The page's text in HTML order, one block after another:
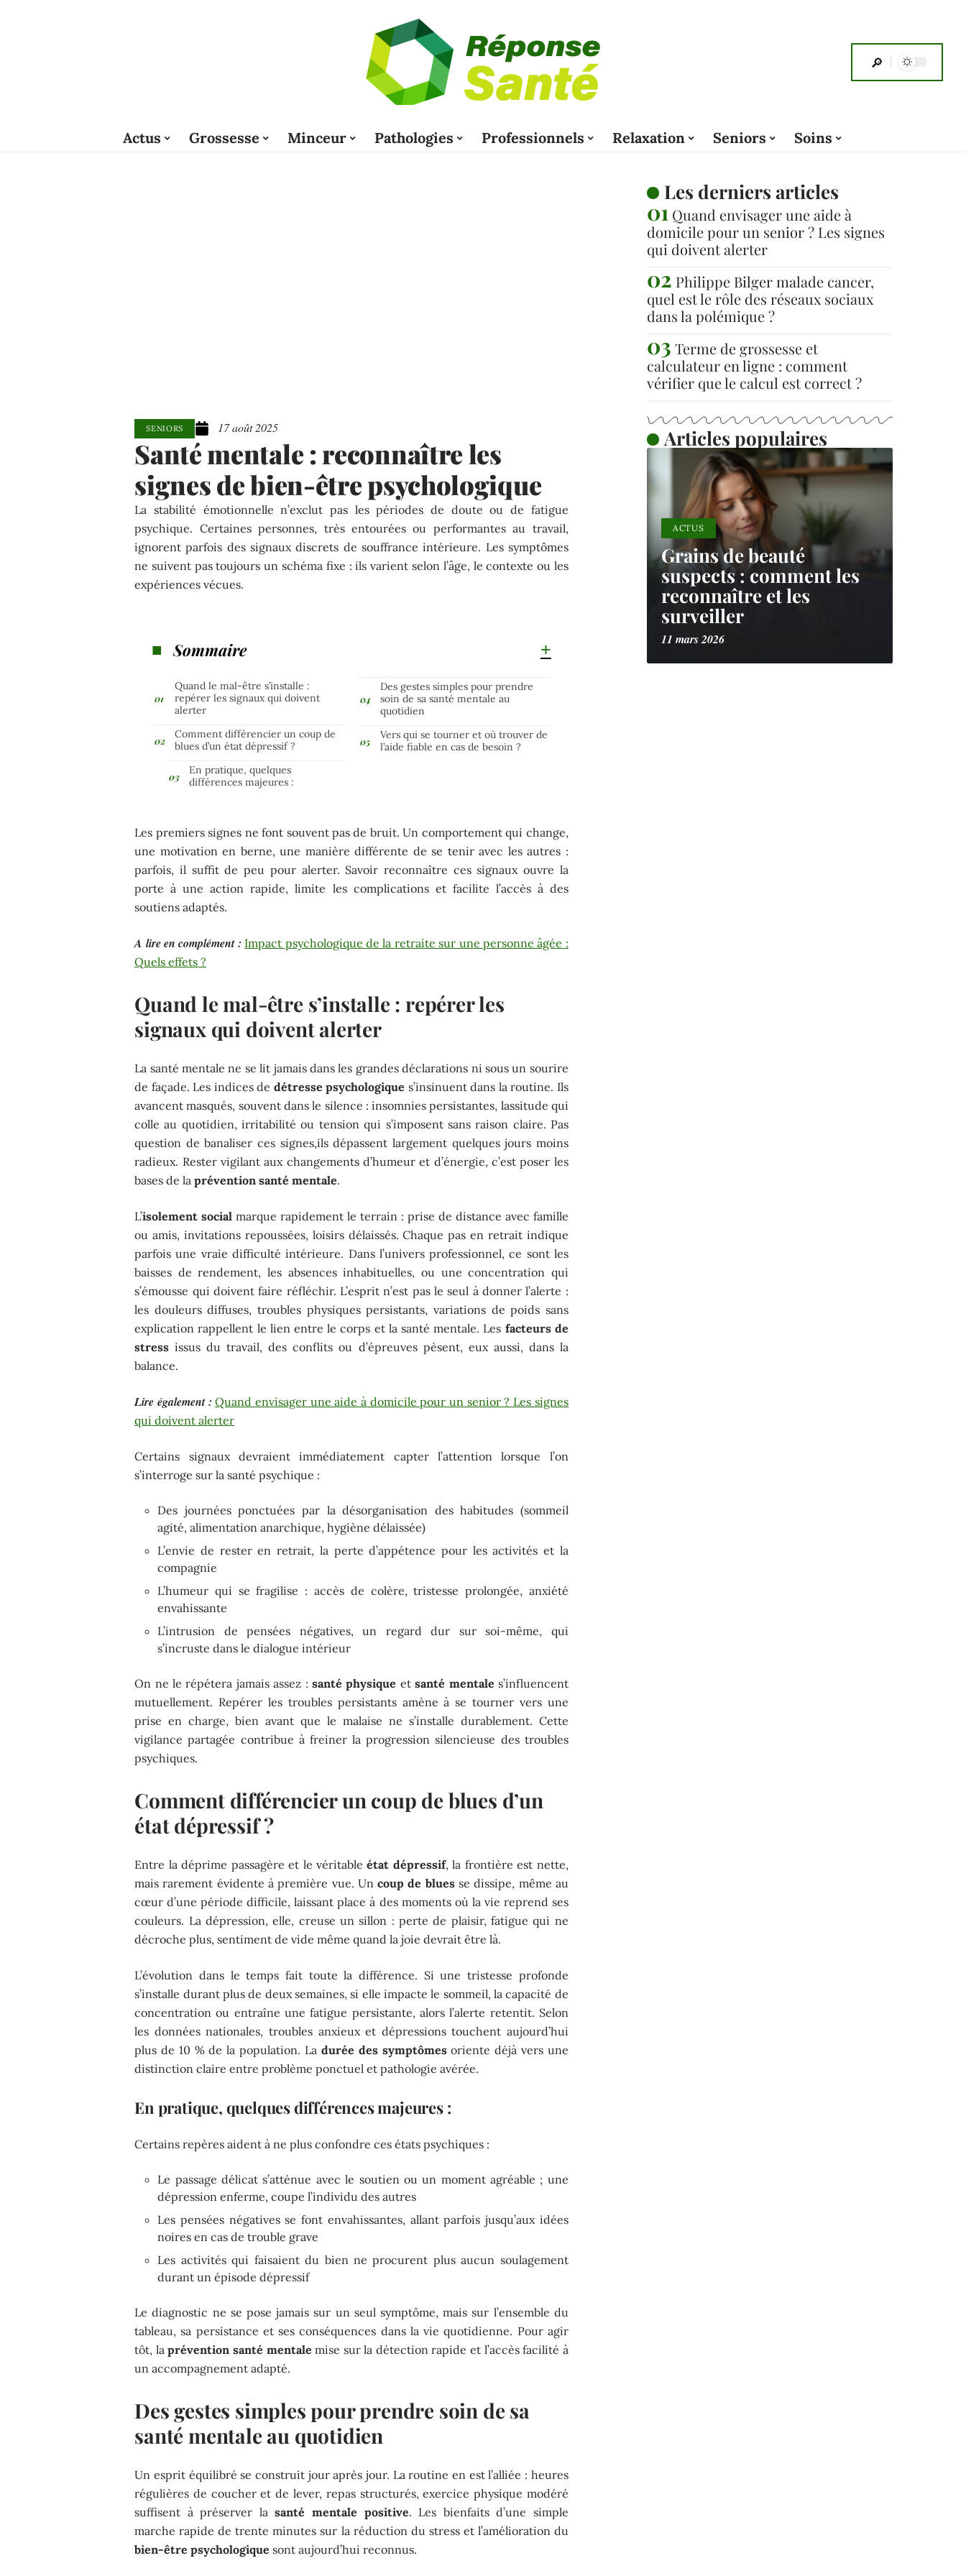
Actus Grossesse Minceur Pathologies Professionnels Relaxation Seniors Soins
SENIORS 17 août 2025
Santé mentale : reconnaître les
signes de bien-être psychologique
La stabilité émotionnelle n’exclut pas les périodes de doute ou de fatigue
psychique. Certaines personnes, très entourées ou performantes au travail,
ignorent parfois des signaux discrets de souffrance intérieure. Les symptômes
ne suivent pas toujours un schéma fixe : ils varient selon l’âge, le contexte ou les
expériences vécues.
Sommaire
Quand le mal-être s’installe :
repérer les signaux qui doivent
alerter
Comment différencier un coup de
blues d’un état dépressif ?
En pratique, quelques
différences majeures :
Des gestes simples pour prendre
soin de sa santé mentale au
quotidien
Vers qui se tourner et où trouver de
l’aide fiable en cas de besoin ?
Les premiers signes ne font souvent pas de bruit. Un comportement qui change,
une motivation en berne, une manière différente de se tenir avec les autres :
parfois, il suffit de peu pour alerter. Savoir reconnaître ces signaux ouvre la
porte à une action rapide, limite les complications et facilite l’accès à des
soutiens adaptés.
A lire en complément : Impact psychologique de la retraite sur une personne âgée :
Quels effets ?
Quand le mal-être s’installe : repérer les
signaux qui doivent alerter
La santé mentale ne se lit jamais dans les grandes déclarations ni sous un sourire
de façade. Les indices de détresse psychologique s’insinuent dans la routine. Ils
avancent masqués, souvent dans le silence : insomnies persistantes, lassitude qui
colle au quotidien, irritabilité ou tension qui s’imposent sans raison claire. Pas
question de banaliser ces signes,ils dépassent largement quelques jours moins
radieux. Rester vigilant aux changements d’humeur et d’énergie, c’est poser les
bases de laprévention santé mentale.
L’isolement social marque rapidement le terrain : prise de distance avec famille
ou amis, invitations repoussées, loisirs délaissés. Chaque pas en retrait indique
parfois une vraie difficulté intérieure. Dans l’univers professionnel, ce sont les
baisses de rendement, les absences inhabituelles, ou une concentration qui
s’émousse qui doivent faire réfléchir. L’esprit n’est pas le seul à donner l’alerte :
les douleurs diffuses, troubles physiques persistants, variations de poids sans
explication rappellent le lien entre le corps et la santé mentale. Les facteurs de
stress issus du travail, des conflits ou d’épreuves pèsent, eux aussi, dans la
balance.
Lire également : Quand envisager une aide à domicile pour un senior ? Les signes
qui doivent alerter
Certains signaux devraient immédiatement capter l’attention lorsque l’on
s’interroge sur la santé psychique :
Des journées ponctuées par la désorganisation des habitudes (sommeil
agité, alimentation anarchique, hygiène délaissée)
L’envie de rester en retrait, la perte d’appétence pour les activités et la
compagnie
L’humeur qui se fragilise : accès de colère, tristesse prolongée, anxiété
envahissante
L’intrusion de pensées négatives, un regard dur sur soi-même, qui
s’incruste dans le dialogue intérieur
On ne le répétera jamais assez : santé physique etsanté mentale s’influencent
mutuellement. Repérer les troubles persistants amène à se tourner vers une
prise en charge, bien avant que le malaise ne s’installe durablement. Cette
vigilance partagée contribue à freiner la progression silencieuse des troubles
psychiques.
Comment différencier un coup de blues d’un
état dépressif ?
Entre la déprime passagère et le véritableétat dépressif, la frontière est nette,
mais rarement évidente à première vue. Uncoup de bluesse dissipe, même au
cœur d’une période difficile, laissant place à des moments où la vie reprend ses
couleurs. La dépression, elle, creuse un sillon : perte de plaisir, fatigue qui ne
décroche plus, sentiment de vide même quand la joie devrait être là.
L’évolution dans le temps fait toute la différence. Si une tristesse profonde
s’installe durant plus de deux semaines, si elle impacte le sommeil, la capacité de
concentration ou entraîne une fatigue persistante, alors l’alerte retentit. Selon
les données nationales, troubles anxieux et dépressions touchent aujourd’hui
plus de 10 % de la population. La durée des symptômesoriente déjà vers une
distinction claire entre problème ponctuel et pathologie avérée.
En pratique, quelques différences majeures :
Certains repères aident à ne plus confondre ces états psychiques :
Le passage délicat s’atténue avec le soutien ou un moment agréable ; une
dépression enferme, coupe l’individu des autres
Les pensées négatives se font envahissantes, allant parfois jusqu’aux idées
noires en cas de trouble grave
Les activités qui faisaient du bien ne procurent plus aucun soulagement
durant un épisode dépressif
Le diagnostic ne se pose jamais sur un seul symptôme, mais sur l’ensemble du
tableau, sa persistance et ses conséquences dans la vie quotidienne. Pour agir
tôt, laprévention santé mentale mise sur la détection rapide et l’accès facilité à
un accompagnement adapté.
Des gestes simples pour prendre soin de sa
santé mentale au quotidien
Un esprit équilibré se construit jour après jour. La routine en est l’alliée : heures
régulières de coucher et de lever, repas structurés, exercice physique modéré
suffisent à préserver lasanté mentale positive. Les bienfaits d’une simple
marche rapide de trente minutes sur la réduction du stress et l’amélioration du
bien-être psychologique sont aujourd’hui reconnus.
Les derniers articles
Quand envisager une aide à
domicile pour un senior ? Les signes
qui doivent alerter
Philippe Bilger malade cancer,
quel est le rôle des réseaux sociaux
dans la polémique ?
Terme de grossesse et
calculateur en ligne : comment
vérifier que le calcul est correct ?
Articles populaires
ACTUS
Grains de beauté
suspects : comment les
reconnaître et les
surveiller
11 mars 2026